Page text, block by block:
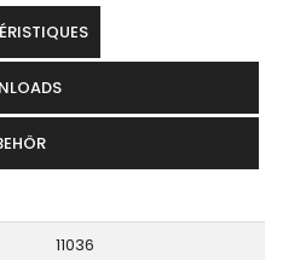
11036